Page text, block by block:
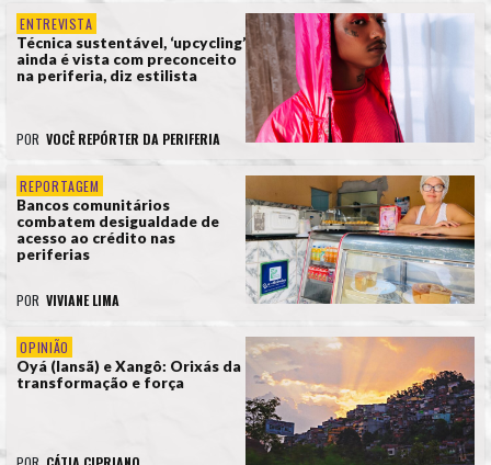
ENTREVISTA
Técnica sustentável, ‘upcycling’
ainda é vista com preconceito
na periferia, diz estilista
POR VOCÊ REPÓRTER DA PERIFERIA
REPORTAGEM
Bancos comunitários
combatem desigualdade de
acesso ao crédito nas
periferias
POR VIVIANE LIMA
OPINIÃO
Oyá (Iansã) e Xangô: Orixás da
transformação e força